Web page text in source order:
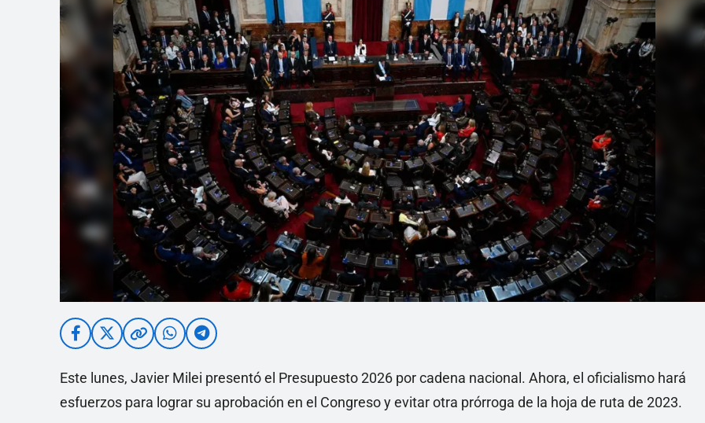
Este lunes, Javier Milei presentó el Presupuesto 2026 por cadena nacional. Ahora, el oficialismo hará
esfuerzos para lograr su aprobación en el Congreso y evitar otra prórroga de la hoja de ruta de 2023.